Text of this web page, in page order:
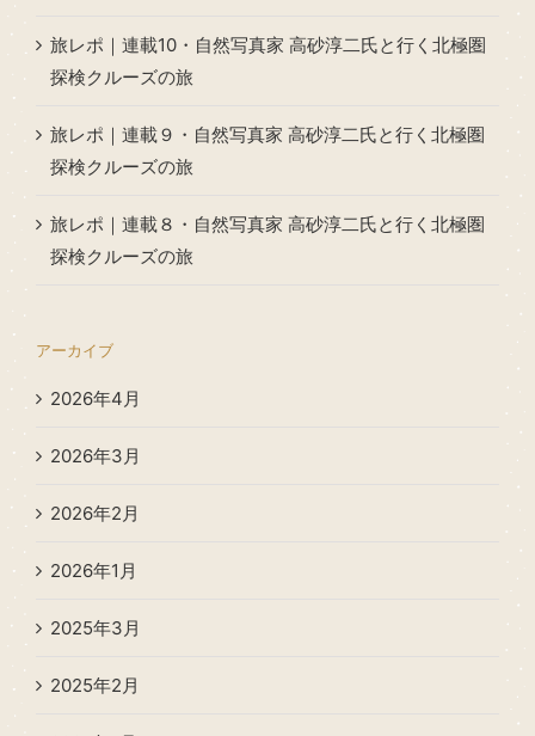
旅レポ｜連載10・自然写真家 高砂淳二氏と行く北極圏
探検クルーズの旅
旅レポ｜連載９・自然写真家 高砂淳二氏と行く北極圏
探検クルーズの旅
旅レポ｜連載８・自然写真家 高砂淳二氏と行く北極圏
探検クルーズの旅
アーカイブ
2026年4月
2026年3月
2026年2月
2026年1月
2025年3月
2025年2月